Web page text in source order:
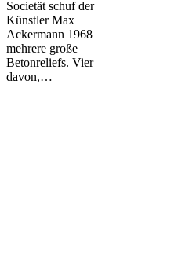
Societät schuf der
Künstler Max
Ackermann 1968
mehrere große
Betonreliefs. Vier
davon,…